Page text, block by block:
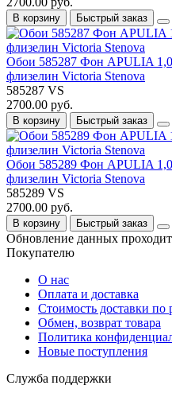
В корзину Быстрый заказ
Обои 585287 Фон APULIA
флизелин Victoria Stenova
585287 VS
2700.00 руб.
В корзину Быстрый заказ
Обои 585289 Фон APULIA
флизелин Victoria Stenova
585289 VS
2700.00 руб.
В корзину Быстрый заказ
Обновление данных проходит
Покупателю
О нас
Оплата и доставка
Стоимость доставки по
Обмен, возврат товара
Политика
Новые поступления
Служба поддержки